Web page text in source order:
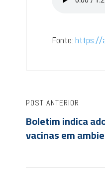
Fonte: https://
POST ANTERIOR
Boletim indica
vacinas em